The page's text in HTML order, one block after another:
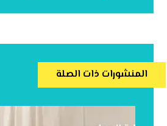
المنشورات ذات الصلة